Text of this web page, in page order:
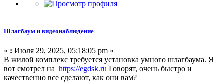
Шлагбаум и видеонаблюдение
« : Июля 29, 2025, 05:18:05 pm »
В жилой комплекс требуется установка умного шлагбаума. Я
вот смотрел на https://egdsk.ru Говорят, очень быстро и
качественно все сделают, как они вам?